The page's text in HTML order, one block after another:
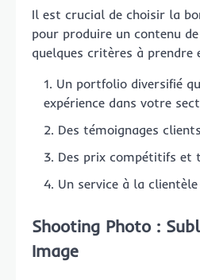
Il est crucial de choisir la
pour produire un contenu
quelques critères à prendre
Un portfolio diversifié
expérience dans votre
Des témoignages
Des prix compétitifs et
Un service à la
Shooting Photo :
Image